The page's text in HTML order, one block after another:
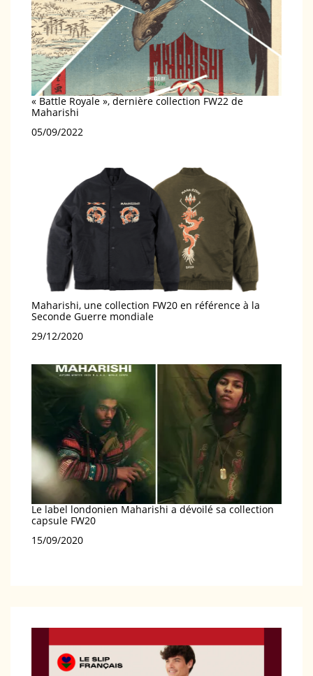
« Battle Royale », dernière collection FW22 de
Maharishi
Date
05/09/2022
Maharishi, une collection FW20 en référence à la
Seconde Guerre mondiale
Date
29/12/2020
Le label londonien Maharishi a dévoilé sa collection
capsule FW20
Date
15/09/2020